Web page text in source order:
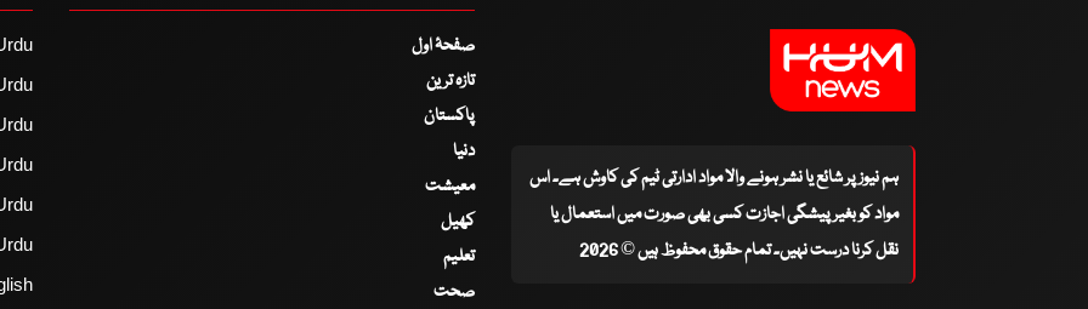
ہم نیوز پر شائع یا نشر ہونے والا مواد ادارتی ٹیم کی کاوش ہے۔ اس
مواد کو بغیر پیشگی اجازت کسی بھی صورت میں استعمال یا
نقل کرنا درست نہیں۔ تمام حقوق محفوظ ہیں © 2026
صفحۂ اول
تازہ ترین
پاکستان
دنیا
معیشت
کھیل
تعلیم
صحت